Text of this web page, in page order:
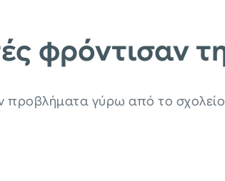
φρόντισαν τη
προβλήματα γύρω από το σχολείο